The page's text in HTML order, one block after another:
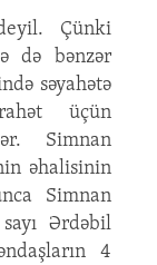
Çünki
də bənzər
səyahətə
üçün
Simnan
əhalisinin
Simnan
Ərdəbil
4